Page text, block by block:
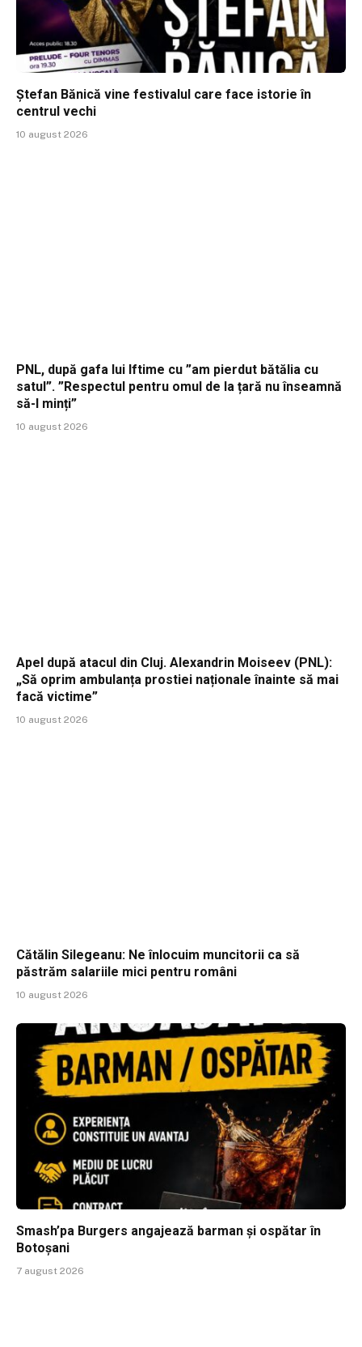
Ștefan Bănică vine festivalul care face istorie în
centrul vechi
10 august 2026
PNL, după gafa lui Iftime cu ”am pierdut bătălia cu
satul”. ”Respectul pentru omul de la țară nu înseamnă
să-l minți”
10 august 2026
Apel după atacul din Cluj. Alexandrin Moiseev (PNL):
„Să oprim ambulanța prostiei naționale înainte să mai
facă victime”
10 august 2026
Cătălin Silegeanu: Ne înlocuim muncitorii ca să
păstrăm salariile mici pentru români
10 august 2026
Smash’pa Burgers angajează barman și ospătar în
Botoșani
7 august 2026